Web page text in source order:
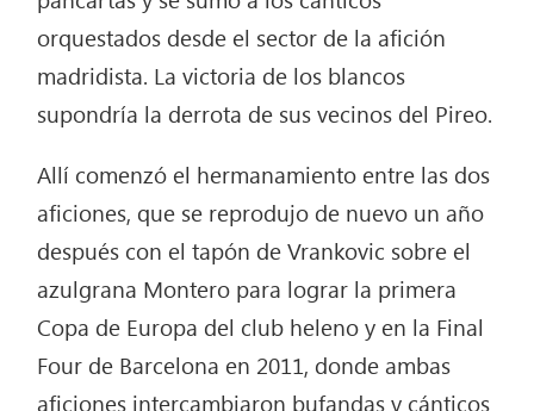
orquestados desde el sector de la afición
madridista. La victoria de los blancos
supondría la derrota de sus vecinos del Pireo.
Allí comenzó el hermanamiento entre las dos
aficiones, que se reprodujo de nuevo un año
después con el tapón de Vrankovic sobre el
azulgrana Montero para lograr la primera
Copa de Europa del club heleno y en la Final
Four de Barcelona en 2011, donde ambas
aficiones intercambiaron bufandas y cánticos